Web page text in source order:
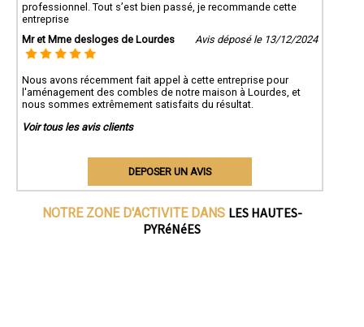
professionnel. Tout s’est bien passé, je recommande cette
entreprise
Mr et Mme desloges de Lourdes
Avis déposé le 13/12/2024
Nous avons récemment fait appel à cette entreprise pour
l'aménagement des combles de notre maison à Lourdes, et
nous sommes extrêmement satisfaits du résultat.
Voir tous les avis clients
DEPOSER UN AVIS
NOTRE ZONE D'ACTIVITE DANS LES HAUTES-
PYRéNéES